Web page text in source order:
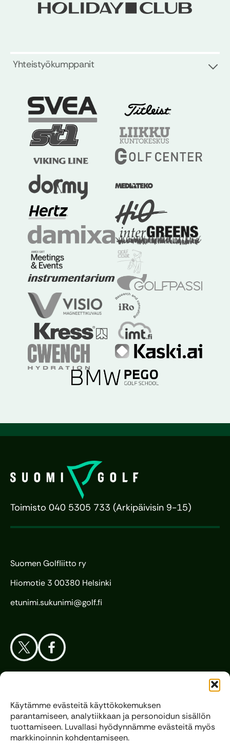
Käytämme evästeitä käyttökokemuksen
parantamiseen, analytiikkaan ja personoidun sisällön
tuottamiseen. Luvallasi hyödynnämme evästeitä myös
markkinoinnin kohdentamiseen.
Yhteistyökumppanit
Toimisto 040 5305 733 (Arkipäivisin 9-15)
Suomen Golfliitto ry
Hiomotie 3 00380 Helsinki
etunimi.sukunimi@golf.fi
Liitto